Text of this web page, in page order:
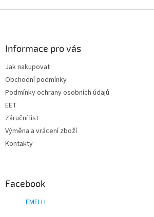
Informace pro vás
Jak nakupovat
Obchodní podmínky
Podmínky ochrany osobních údajů
EET
Záruční list
Výměna a vrácení zboží
Kontakty
Facebook
EMELLI